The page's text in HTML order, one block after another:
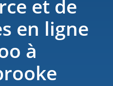
et de
en ligne
à